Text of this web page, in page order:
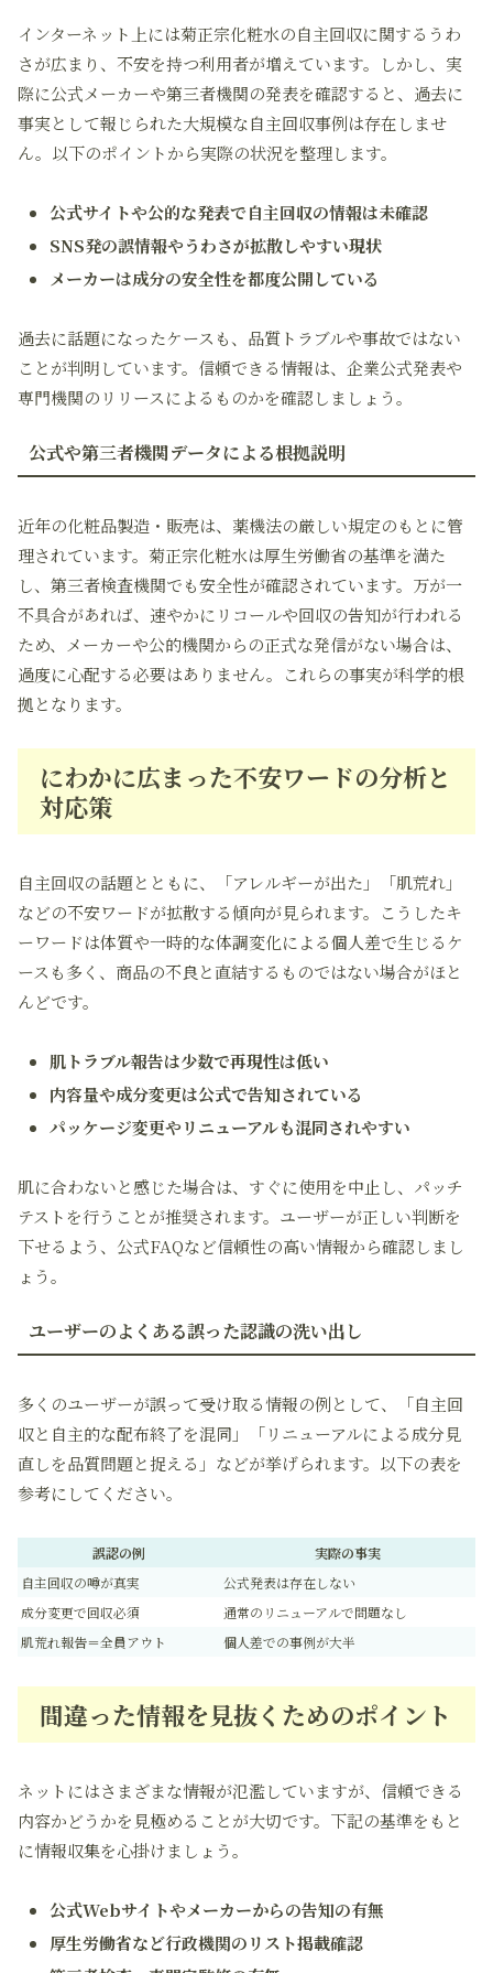
インターネット上には菊正宗化粧水の自主回収に関するうわ
さが広まり、不安を持つ利用者が増えています。しかし、実
際に公式メーカーや第三者機関の発表を確認すると、過去に
事実として報じられた大規模な自主回収事例は存在しませ
ん。以下のポイントから実際の状況を整理します。
公式サイトや公的な発表で自主回収の情報は未確認
SNS発の誤情報やうわさが拡散しやすい現状
メーカーは成分の安全性を都度公開している
過去に話題になったケースも、品質トラブルや事故ではない
ことが判明しています。信頼できる情報は、企業公式発表や
専門機関のリリースによるものかを確認しましょう。
公式や第三者機関データによる根拠説明
近年の化粧品製造・販売は、薬機法の厳しい規定のもとに管
理されています。菊正宗化粧水は厚生労働省の基準を満た
し、第三者検査機関でも安全性が確認されています。万が一
不具合があれば、速やかにリコールや回収の告知が行われる
ため、メーカーや公的機関からの正式な発信がない場合は、
過度に心配する必要はありません。これらの事実が科学的根
拠となります。
にわかに広まった不安ワードの分析と
対応策
自主回収の話題とともに、「アレルギーが出た」「肌荒れ」
などの不安ワードが拡散する傾向が見られます。こうしたキ
ーワードは体質や一時的な体調変化による個人差で生じるケ
ースも多く、商品の不良と直結するものではない場合がほと
んどです。
肌トラブル報告は少数で再現性は低い
内容量や成分変更は公式で告知されている
パッケージ変更やリニューアルも混同されやすい
肌に合わないと感じた場合は、すぐに使用を中止し、パッチ
テストを行うことが推奨されます。ユーザーが正しい判断を
下せるよう、公式FAQなど信頼性の高い情報から確認しまし
ょう。
ユーザーのよくある誤った認識の洗い出し
多くのユーザーが誤って受け取る情報の例として、「自主回
収と自主的な配布終了を混同」「リニューアルによる成分見
直しを品質問題と捉える」などが挙げられます。以下の表を
参考にしてください。
誤認の例
実際の事実
自主回収の噂が真実
公式発表は存在しない
成分変更で回収必須
通常のリニューアルで問題なし
肌荒れ報告＝全員アウト
個人差での事例が大半
間違った情報を見抜くためのポイント
ネットにはさまざまな情報が氾濫していますが、信頼できる
内容かどうかを見極めることが大切です。下記の基準をもと
に情報収集を心掛けましょう。
公式Webサイトやメーカーからの告知の有無
厚生労働省など行政機関のリスト掲載確認